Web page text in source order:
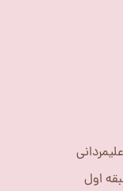
اول